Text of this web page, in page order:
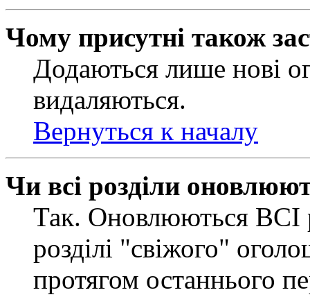
Чому присутні також
Додаються лише нові
видаляються.
Вернуться к началу
Чи всі розділи
Так. Оновлюються ВСІ
розділі "свіжого"
протягом останнього